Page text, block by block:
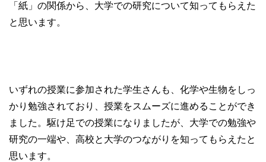
「紙」の関係から、大学での研究について知ってもらえた
と思います。
いずれの授業に参加された学生さんも、化学や生物をしっ
かり勉強されており、授業をスムーズに進めることができ
ました。駆け足での授業になりましたが、大学での勉強や
研究の一端や、高校と大学のつながりを知ってもらえたと
思います。